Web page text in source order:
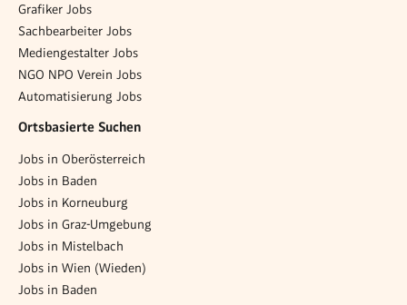
Grafiker Jobs
Sachbearbeiter Jobs
Mediengestalter Jobs
NGO NPO Verein Jobs
Automatisierung Jobs
Ortsbasierte Suchen
Jobs in Oberösterreich
Jobs in Baden
Jobs in Korneuburg
Jobs in Graz-Umgebung
Jobs in Mistelbach
Jobs in Wien (Wieden)
Jobs in Baden